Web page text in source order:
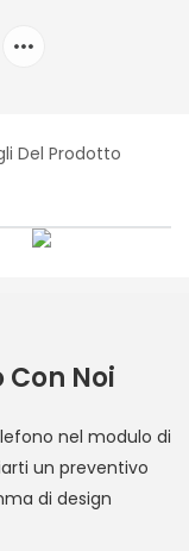
Del Prodotto
Noi
nel modulo di
un preventivo
di design